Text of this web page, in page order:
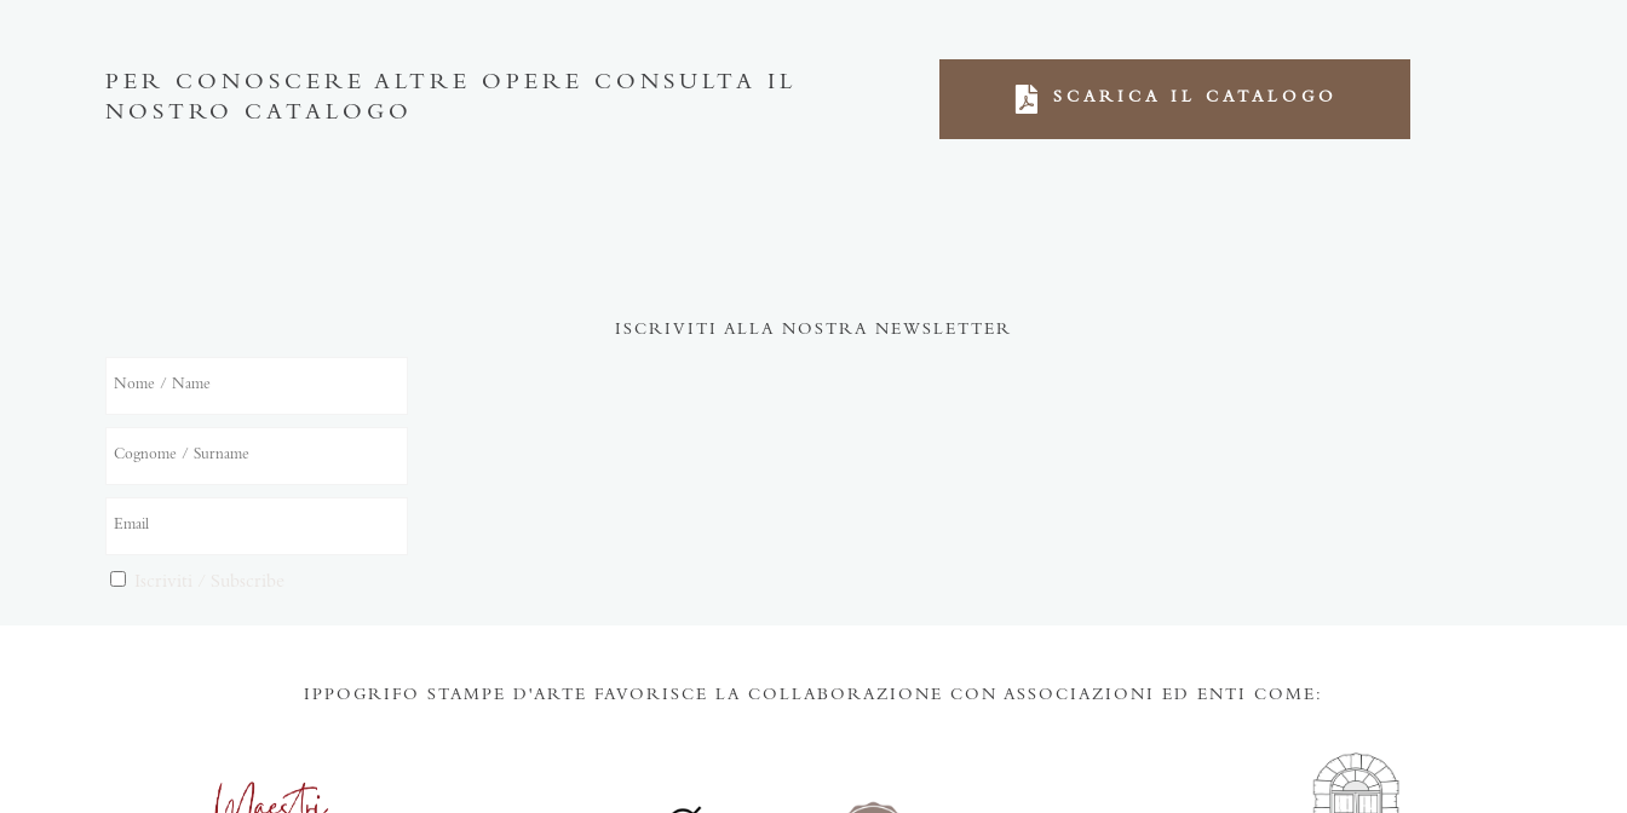
PER CONOSCERE ALTRE OPERE CONSULTA IL
NOSTRO CATALOGO
SCARICA IL CATALOGO
ISCRIVITI ALLA NOSTRA NEWSLETTER
IPPOGRIFO STAMPE D'ARTE FAVORISCE LA COLLABORAZIONE CON ASSOCIAZIONI ED ENTI COME: